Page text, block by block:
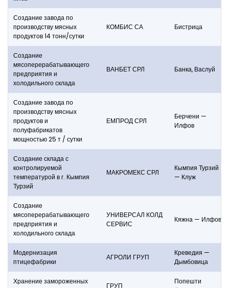
Создание завода по
производству мясных
продуктов 14 тонн/сутки
КОМБИС СА Бистрица
Создание
мясоперерабатывающего
предприятия и
холодильного склада
ВАНБЕТ СРЛ Банка, Васлуй
Создание завода по
производству мясных
продуктов и
полуфабрикатов
мощностью 25 т / сутки
ЕМПРОД СРЛ
Берчени —
Илфов
Создание склада с
контролируемой
температурой в г. Кымпия
Турзий
МАКРОМЕКС СРЛ
Кымпия Турзий
— Клуж
Создание
мясоперерабатывающего
предприятия и
холодильного склада
УНИВЕРСАЛ КОЛД
СЕРВИС
Кяжна — Илфов
Модернизация
птицефабрики
АГРОЛИ ГРУП
Креведия —
Дымбовица
Хранение замороженных
ГРУП
Попешти